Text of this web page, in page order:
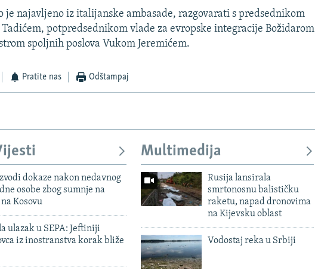
je najavljeno iz italijanske ambasade, razgovarati s predsednikom
potpredsednikom vlade za evropske integracije Božidarom
spoljnih poslova Vukom Jeremićem.
Pratite nas Odštampaj
dokaze nakon nedavnog
osobe zbog sumnje na
Kosovu
ulazak u SEPA: Jeftiniji
iz inostranstva korak bliže
Multimedija
Rusija lansirala
smrtonosnu balističku
raketu, napad dronovima
na Kijevsku oblast
Vodostaj reka u Srbiji